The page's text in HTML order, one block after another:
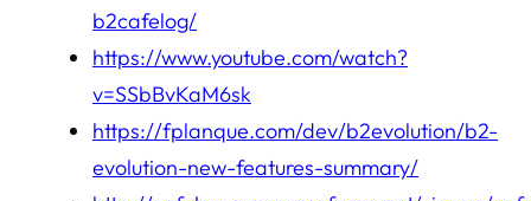
b2cafelog/
https://www.youtube.com/watch?
v=SSbBvKaM6sk
https://fplanque.com/dev/b2evolution/b2-
evolution-new-features-summary/